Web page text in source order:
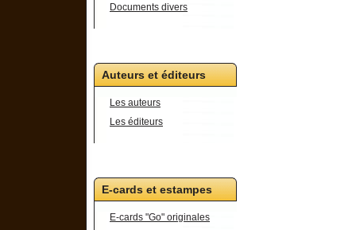
Documents divers
Auteurs et éditeurs
Les auteurs
Les éditeurs
E-cards et estampes
E-cards "Go" originales